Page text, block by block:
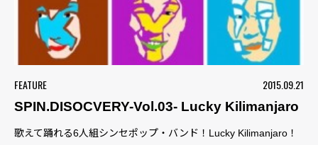
FEATURE
2015.09.21
SPIN.DISOCVERY-Vol.03- Lucky Kilimanjaro
歌えて踊れる6人組シンセポップ・バンド！Lucky Kilimanjaro！